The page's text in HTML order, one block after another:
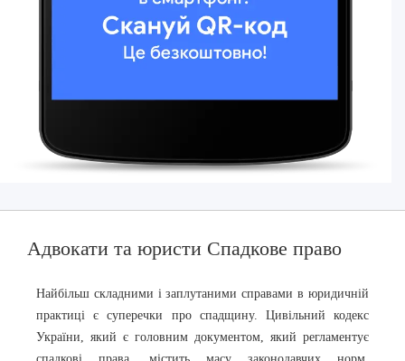
Адвокати та юристи Спадкове право
Найбільш складними і заплутаними справами в юридичній
практиці є суперечки про спадщину. Цивільний кодекс
України, який є головним документом, який регламентує